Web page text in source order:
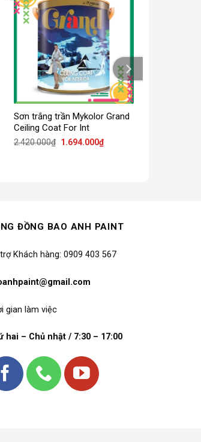
Sơn trắng trần Mykolor Grand
Ceiling Coat For Int
2.420.000₫ Giá
1.694.000₫Giá
hiện
ĐỒNG BAO ANH PAINT
Khách hàng: 0909 403 567
gian làm việc
hai – Chủ nhật / 7:30 – 17:00